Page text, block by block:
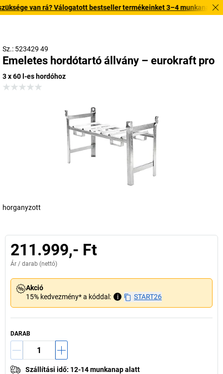
van rá? Válogatott bestseller termékeinket 3–4 munkanapon
Sz.: 523429 49
Emeletes hordótartó állvány – eurokraft pro
3 x 60 l-es hordóhoz
horganyzott
211.999,- Ft
Ár / darab (nettó)
Akció
15% kedvezmény* a kóddal:
i START26
DARAB
Szállítási idő: 12-14 munkanap alatt